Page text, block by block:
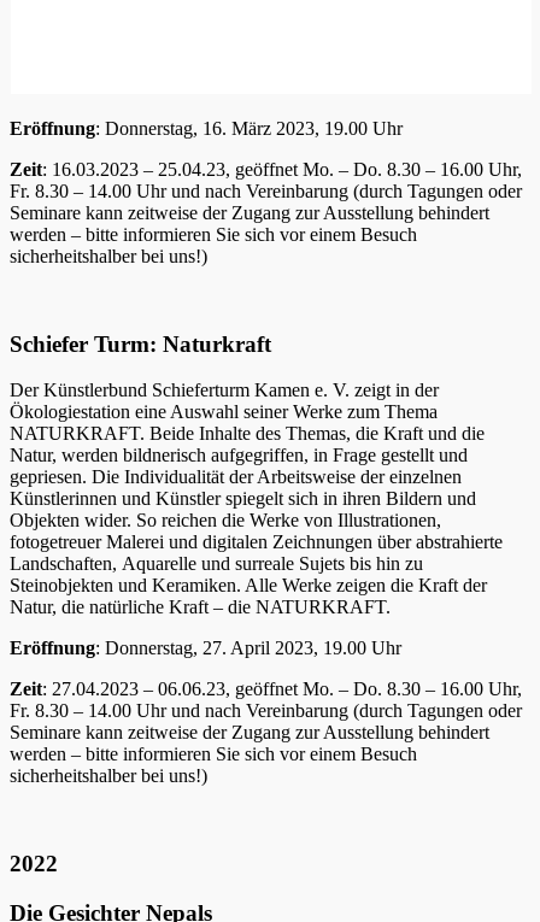
Eröffnung: Donnerstag, 16. März 2023, 19.00 Uhr
Zeit: 16.03.2023 – 25.04.23, geöffnet Mo. – Do. 8.30 – 16.00 Uhr,
Fr. 8.30 – 14.00 Uhr und nach Vereinbarung (durch Tagungen oder
Seminare kann zeitweise der Zugang zur Ausstellung behindert
werden – bitte informieren Sie sich vor einem Besuch
sicherheitshalber bei uns!)
Schiefer Turm: Naturkraft
Der Künstlerbund Schieferturm Kamen e. V. zeigt in der
Ökologiestation eine Auswahl seiner Werke zum Thema
NATURKRAFT. Beide Inhalte des Themas, die Kraft und die
Natur, werden bildnerisch aufgegriffen, in Frage gestellt und
gepriesen. Die Individualität der Arbeitsweise der einzelnen
Künstlerinnen und Künstler spiegelt sich in ihren Bildern und
Objekten wider. So reichen die Werke von Illustrationen,
fotogetreuer Malerei und digitalen Zeichnungen über abstrahierte
Landschaften, Aquarelle und surreale Sujets bis hin zu
Steinobjekten und Keramiken. Alle Werke zeigen die Kraft der
Natur, die natürliche Kraft – die NATURKRAFT.
Eröffnung: Donnerstag, 27. April 2023, 19.00 Uhr
Zeit: 27.04.2023 – 06.06.23, geöffnet Mo. – Do. 8.30 – 16.00 Uhr,
Fr. 8.30 – 14.00 Uhr und nach Vereinbarung (durch Tagungen oder
Seminare kann zeitweise der Zugang zur Ausstellung behindert
werden – bitte informieren Sie sich vor einem Besuch
sicherheitshalber bei uns!)
2022
Die Gesichter Nepals